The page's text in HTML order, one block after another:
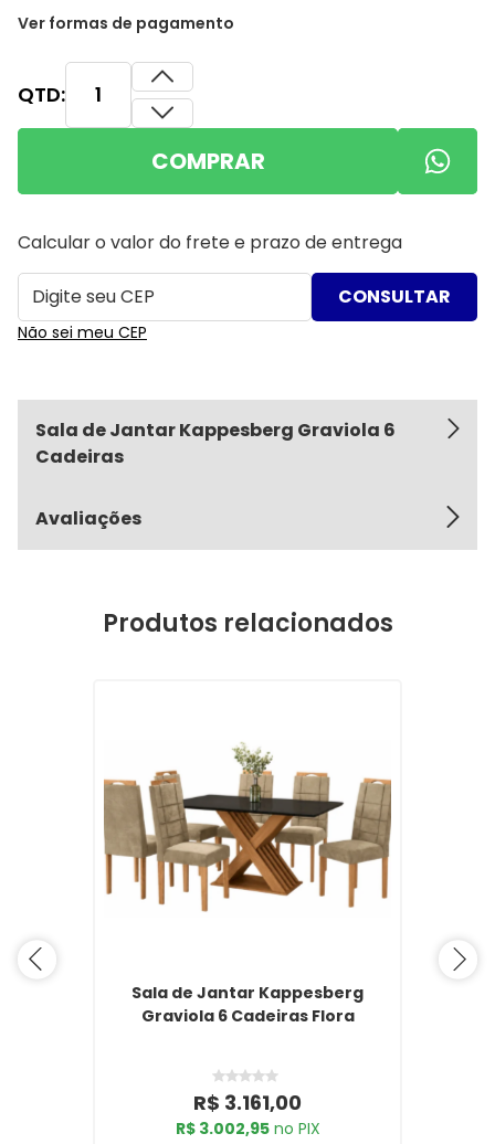
Ver formas de pagamento
QTD:
COMPRAR
Calcular o valor do frete e prazo de entrega
Não sei meu CEP
Sala de Jantar Kappesberg Graviola 6
Cadeiras
Avaliações
Produtos relacionados
Sala de Jantar Kappesberg
Graviola 6 Cadeiras Flora
R$ 3.161,00
R$ 3.002,95no PIX